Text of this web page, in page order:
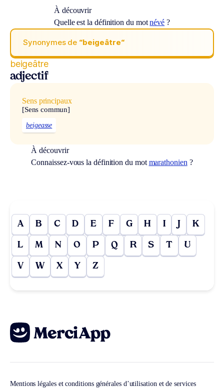
À découvrir
Quelle est la définition du motnévé ?
Synonymes de “beigeâtre“
beigeâtre
adjectif
Sens principaux
[Sens commun]
beigeasse
À découvrir
Connaissez-vous la définition du mot marathonien ?
A B C D E F G H I J K
L M N O P Q R S T U
V W X Y Z
Mentions légales et conditions générales d’utilisation et de services